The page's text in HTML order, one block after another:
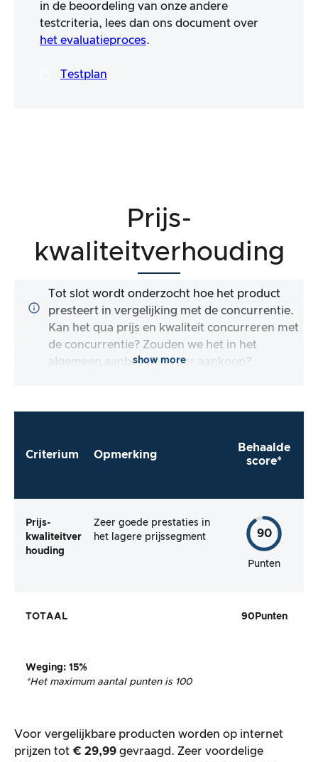
in de beoordeling van onze andere
testcriteria, lees dan ons document over
het evaluatieproces.
Testplan
Prijs-
kwaliteitverhouding
Tot slot wordt onderzocht hoe het product
presteert in vergelijking met de concurrentie.
Kan het qua prijs en kwaliteit concurreren met
de concurrentie? Zouden we het in het
algemeen aanbevelen voor aankoop?
show more
Criterium Opmerking
Behaalde
score*
Prijs-
kwaliteitver
houding
Zeer goede prestaties in
het lagere prijssegment
90
Punten
TOTAAL 90 Punten
Weging: 15%
*Het maximum aantal punten is 100
Voor vergelijkbare producten worden op internet
prijzen tot € 29,99 gevraagd. Zeer voordelige